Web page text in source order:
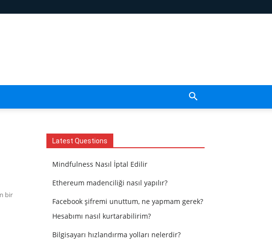
bir
Latest Questions
Mindfulness Nasıl İptal Edilir
Ethereum madenciliği nasıl yapılır?
Facebook şifremi unuttum, ne yapmam gerek?
Hesabımı nasıl kurtarabilirim?
Bilgisayarı hızlandırma yolları nelerdir?